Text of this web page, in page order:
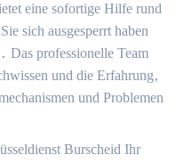
eine sofortige Hilfe rund
sich ausgesperrt haben
Das professionelle Team
und die Erfahrung‚
und Problemen
Burscheid Ihr